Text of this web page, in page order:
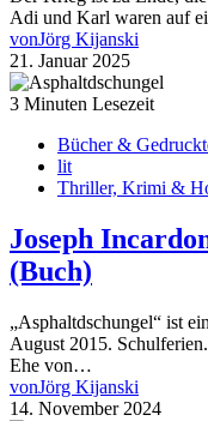
Adi und Karl waren auf
vonJörg Kijanski
21. Januar 2025
3 Minuten Lesezeit
Bücher &
lit
Thriller, Krimi &
Joseph
(Buch)
„Asphaltdschungel“ ist
August 2015.
Ehe von…
vonJörg Kijanski
14. November 2024